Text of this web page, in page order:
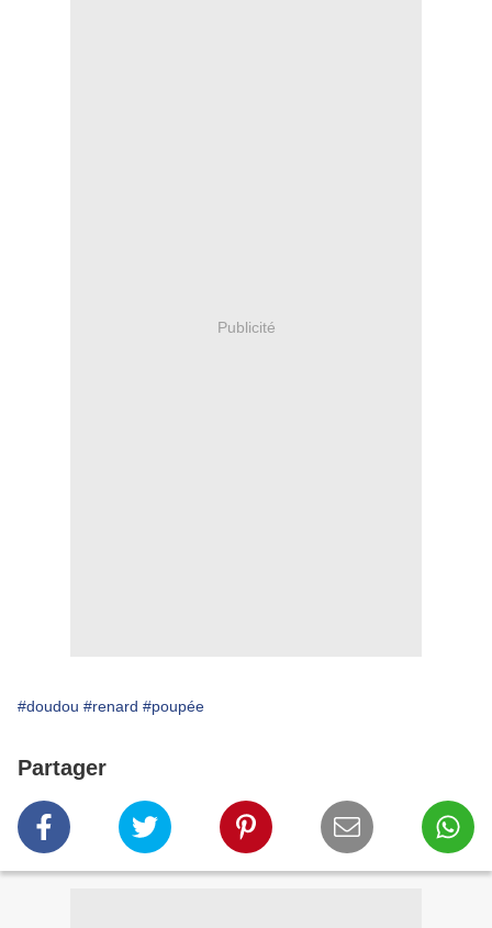
Publicité
#doudou #renard #poupée
Partager